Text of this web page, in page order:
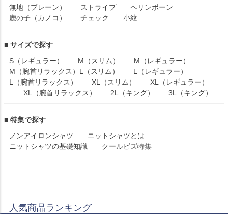
無地（プレーン）
ストライプ
ヘリンボーン
鹿の子（カノコ）
チェック 小紋
■ サイズで探す
S（レギュラー）
M（スリム）
M（レギュラー）
M（腕首リラックス） L（スリム）
L（レギュラー）
L（腕首リラックス）
XL（スリム）
XL（レギュラー）
XL（腕首リラックス）
2L（キング） 3L（キング）
■ 特集で探す
ノンアイロンシャツ
ニットシャツとは
ニットシャツの基礎知識
クールビズ特集
人気商品ランキング